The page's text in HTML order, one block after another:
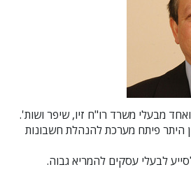
מבעלי משרד רו"ח זיו, שיפר ושות'.
היתר פיתח מערכת להנהלת חשבונות
לבעלי עסקים להמריא גבוה.